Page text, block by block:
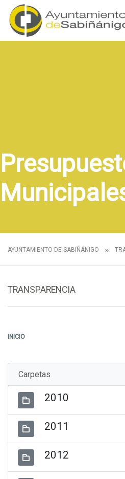
AYUNTAMIENTO DE SABIÑÁNIGO
TRANSPARENCIA
INICIO
Carpetas
2010
2011
2012